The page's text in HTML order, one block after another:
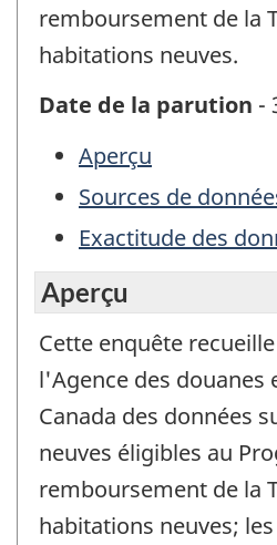
remboursement de la
habitations neuves.
Date de la parution -
Aperçu
Sources de
Exactitude des
Aperçu
Cette enquête
l'Agence des douanes
Canada des données
neuves éligibles au
remboursement de la
habitations neuves;